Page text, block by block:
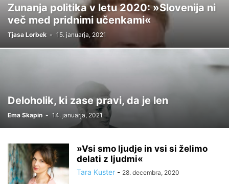
Zunanja politika v letu 2020: »Slovenija ni
več med pridnimi učenkami«
Tjasa Lorbek - 15. januarja, 2021
Deloholik, ki zase pravi, da je len
Ema Skapin - 14. januarja, 2021
»Vsi smo ljudje in vsi si želimo
delati z ljudmi«
Tara Kuster - 28. decembra, 2020